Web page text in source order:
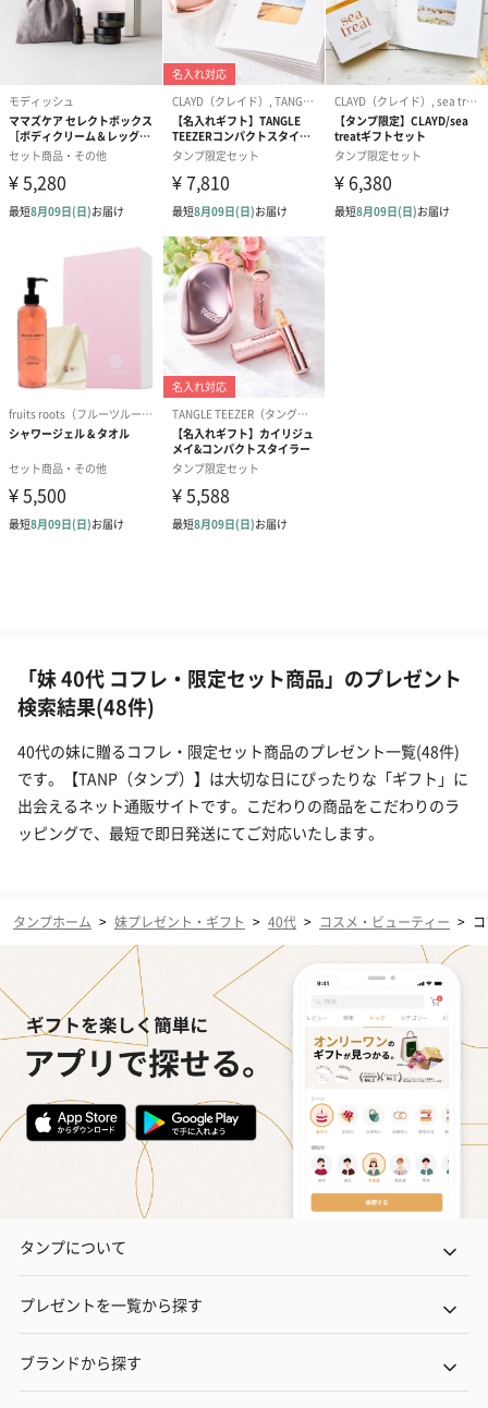
「妹 40代 コフレ・限定セット商品」のプレゼント
検索結果(48件)
40代の妹に贈るコフレ・限定セット商品のプレゼント一覧(48件)
です。【TANP（タンプ）】は大切な日にぴったりな「ギフト」に
出会えるネット通販サイトです。こだわりの商品をこだわりのラ
ッピングで、最短で即日発送にてご対応いたします。
タンプホーム > 妹プレゼント・ギフト > 40代 > コスメ・ビューティー >
タンプについて
プレゼントを一覧から探す
ブランドから探す